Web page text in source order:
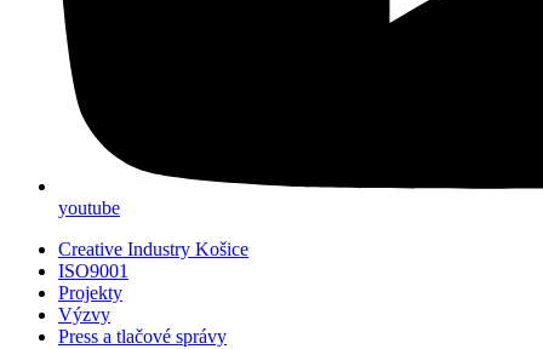
youtube
Creative Industry Košice
ISO9001
Projekty
Výzvy
Press a tlačové správy